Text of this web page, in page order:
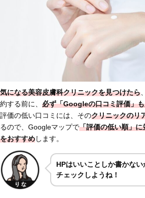
気になる美容皮膚科クリニックを見つけたら
約する前に、 必ず「Googleの口コミ評価」
評価の低い口コミには、そのクリニックのリ
るので、Googleマップで「評価の低い順」
をおすすめします。
HPはいいことしか書かな
チェックしようね！